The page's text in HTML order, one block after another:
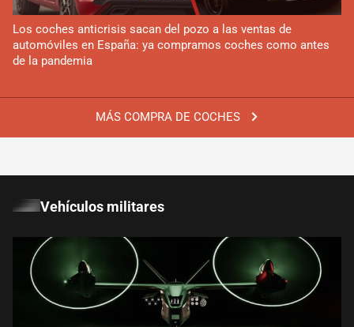
MÁS COMPRA DE COCHES
Los coches anticrisis sacan del pozo a las ventas de
automóviles en España: ya compramos coches como antes
de la pandemia
Vehículos militares